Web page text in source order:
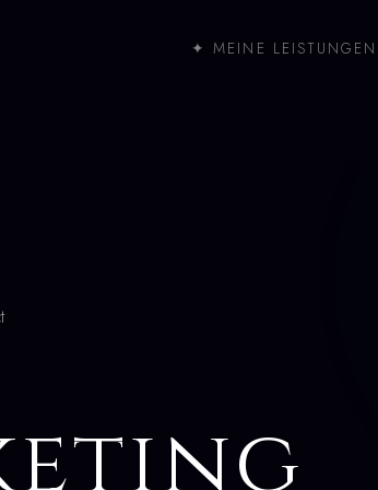
✦ MEINE LEISTUNGEN